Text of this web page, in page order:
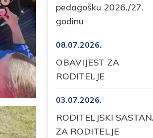
pedagošku 2026./27.
godinu
08.07.2026.
OBAVIJEST ZA
RODITELJE
03.07.2026.
RODITELJSKI
ZA RODITELJE